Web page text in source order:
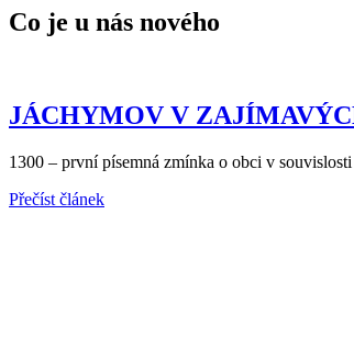
Co je u nás nového
JÁCHYMOV V
1300 – první písemná zmínka o obci v
Přečíst článekJÁCHYMOV